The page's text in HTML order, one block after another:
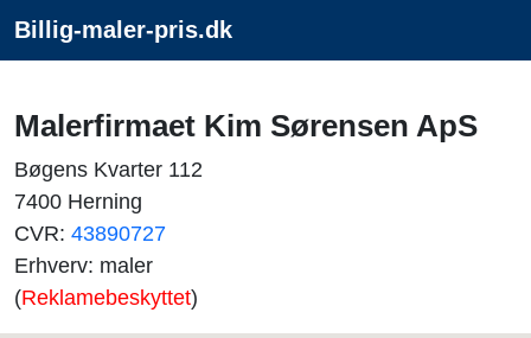
Billig-maler-pris.dk
Malerfirmaet Kim Sørensen ApS
Bøgens Kvarter 112
7400 Herning
CVR: 43890727
Erhverv: maler
(Reklamebeskyttet)